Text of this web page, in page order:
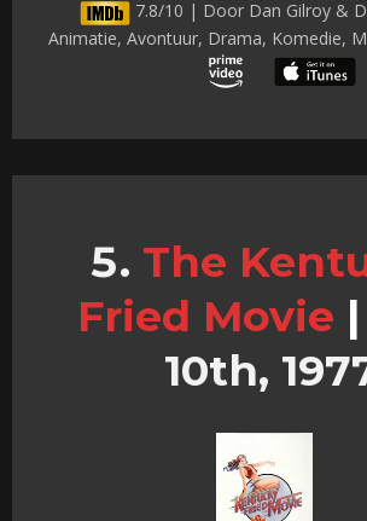
7.8/10 | Door Dan Gilroy &
Animatie, Avontuur, Drama, Komedie,
The
Fried Movie |
10th,